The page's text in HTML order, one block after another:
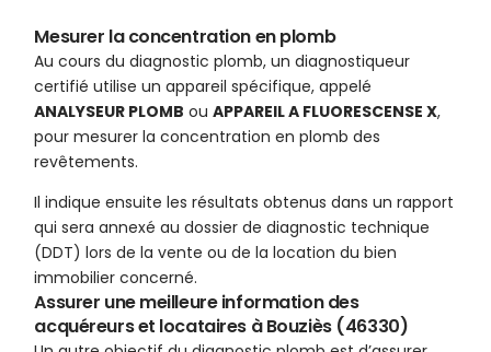
Mesurer la concentration en plomb
Au cours du diagnostic plomb, un diagnostiqueur
certifié utilise un appareil spécifique, appelé
ANALYSEUR PLOMB ouAPPAREIL A FLUORESCENSE X,
pour mesurer la concentration en plomb des
revêtements.
Il indique ensuite les résultats obtenus dans un rapport
qui sera annexé au dossier de diagnostic technique
(DDT) lors de la vente ou de la location du bien
immobilier concerné.
Assurer une meilleure information des
acquéreurs et locataires à Bouziès (46330)